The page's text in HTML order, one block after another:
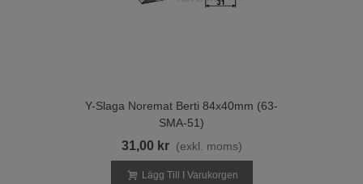
Y-Slaga Noremat Berti 84x40mm (63-
SMA-51)
31,00 kr (exkl. moms)
Lägg Till I Varukorgen